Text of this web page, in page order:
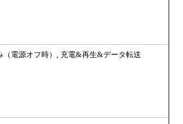
（電源オフ時）, 充電&再生&データ転送